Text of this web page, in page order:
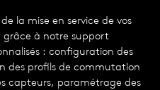
la mise en service de vos
grâce à notre support
: configuration des
des profils de commutation
capteurs, paramétrage des